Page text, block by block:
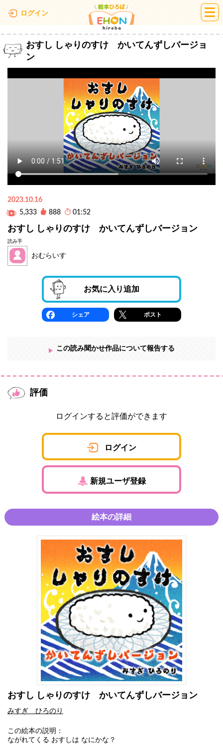
ログイン 絵本ひろば
おすし しゃりのすけ かいてんずしバージョ
ン
2023.10.16
5,333
888 01:52
おすし しゃりのすけ かいてんずしバージョン
読み手
おむらいす
お気に入り追加
シェア ポスト
この読み聞かせ作品について報告する
評価
ログインすると評価ができます
ログイン
新規ユーザ登録
絵本の詳細
おすし しゃりのすけ かいてんずしバージョン
みすぎ ひろのり
この絵本の説明：
ながれてくる おすしは なにかな？